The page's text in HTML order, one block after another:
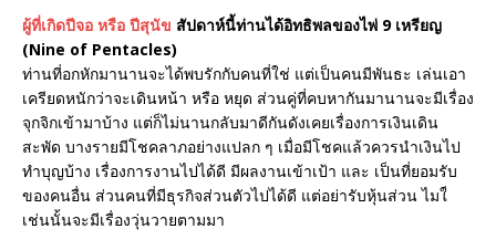
ผู้ที่เกิดปีจอ หรือ ปีสุนัข สัปดาห์นี้ท่านได้อิทธิพลของไพ่ 9 เหรียญ
(Nine of Pentacles)
ท่านที่อกหักมานานจะได้พบรักกับคนที่ใช่ แต่เป็นคนมีพันธะ เล่นเอา
เครียดหนักว่าจะเดินหน้า หรือ หยุด ส่วนคู่ที่คบหากันมานานจะมีเรื่อง
จุกจิกเข้ามาบ้าง แต่ก็ไม่นานกลับมาดีกันดังเคยเรื่องการเงินเดิน
สะพัด บางรายมีโชคลาภอย่างแปลก ๆ เมื่อมีโชคแล้วควรนำเงินไป
ทำบุญบ้าง เรื่องการงานไปได้ดี มีผลงานเข้าเป้า และ เป็นที่ยอมรับ
ของคนอื่น ส่วนคนที่มีธุรกิจส่วนตัวไปได้ดี แต่อย่ารับหุ้นส่วน ไมใ่
เช่นนั้นจะมีเรื่องวุ่นวายตามมา